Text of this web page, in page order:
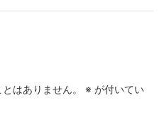
はありません。 ※ が付いてい